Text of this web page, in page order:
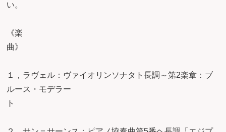
い
《楽
１，ラヴェル：ヴァイオリンソナタト長調～第2楽章：ブ
ルース・モデラー
ト